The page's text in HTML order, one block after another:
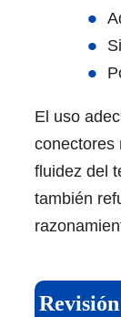
El uso
conectores
fluidez del
también